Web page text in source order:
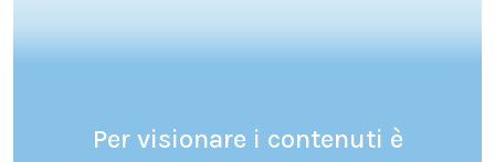
Per visionare i contenuti è